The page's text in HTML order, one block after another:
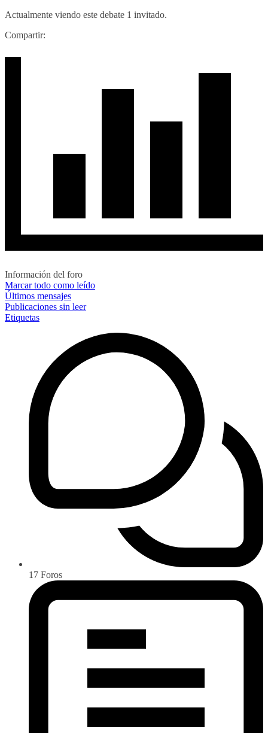
Actualmente viendo este debate 1 invitado.
Compartir:
Información del foro
Marcar todo como leído
Últimos mensajes
Publicaciones sin leer
Etiquetas
17 Foros